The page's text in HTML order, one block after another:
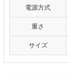
電源方式
重さ
サイズ